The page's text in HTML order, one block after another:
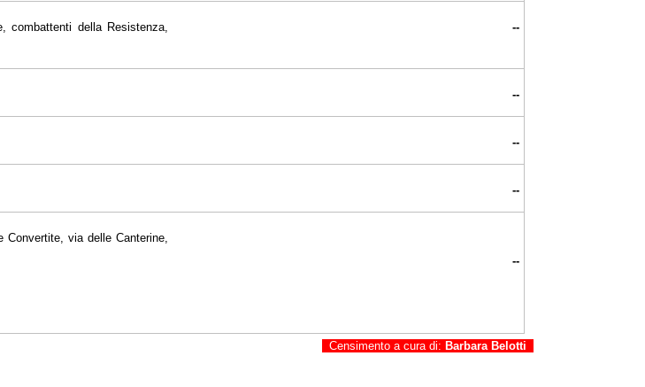
combattenti della Resistenza,
--
--
--
--
via delle Canterine,
--
Censimento a cura di: Barbara Belotti